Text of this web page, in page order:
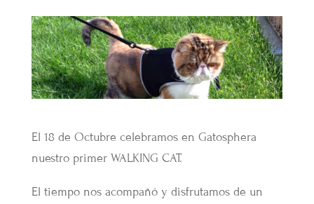
El 18 de Octubre celebramos en Gatosphera
nuestro primer WALKING CAT.
El tiempo nos acompañó y disfrutamos de un